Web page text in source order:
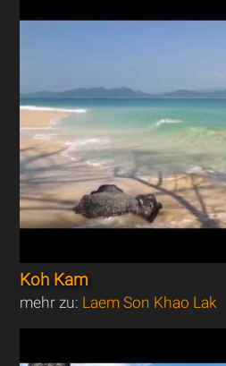
Koh Kam
mehr zu: Laem Son Khao Lak